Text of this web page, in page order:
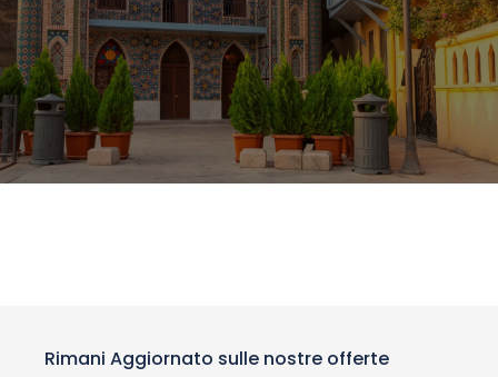
Rimani Aggiornato sulle nostre offerte